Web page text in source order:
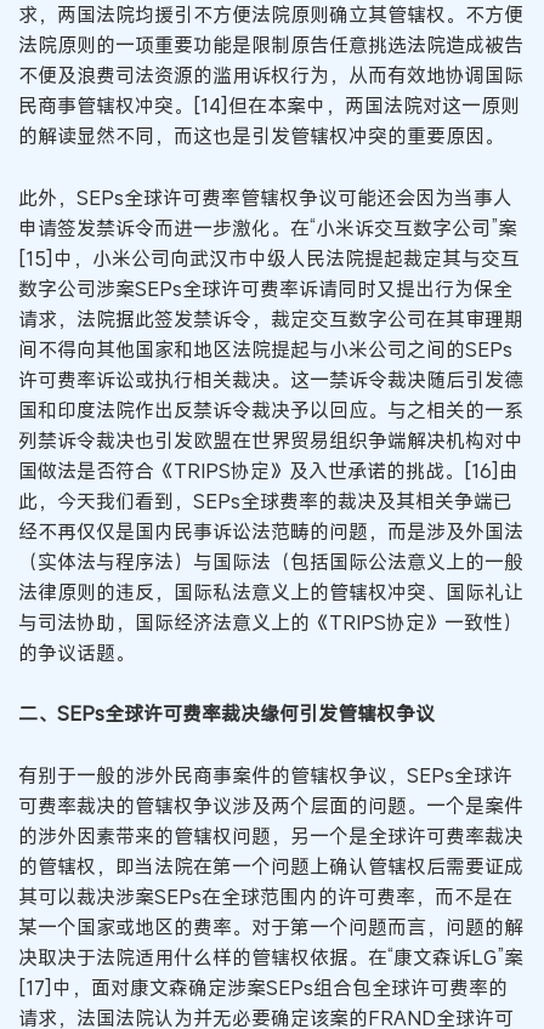
求，两国法院均援引不方便法院原则确立其管辖权。不方便
法院原则的一项重要功能是限制原告任意挑选法院造成被告
不便及浪费司法资源的滥用诉权行为，从而有效地协调国际
民商事管辖权冲突。[14]但在本案中，两国法院对这一原则
的解读显然不同，而这也是引发管辖权冲突的重要原因。
此外，SEPs全球许可费率管辖权争议可能还会因为当事人
申请签发禁诉令而进一步激化。在“小米诉交互数字公司”案
[15]中，小米公司向武汉市中级人民法院提起裁定其与交互
数字公司涉案SEPs全球许可费率诉请同时又提出行为保全
请求，法院据此签发禁诉令，裁定交互数字公司在其审理期
间不得向其他国家和地区法院提起与小米公司之间的SEPs
许可费率诉讼或执行相关裁决。这一禁诉令裁决随后引发德
国和印度法院作出反禁诉令裁决予以回应。与之相关的一系
列禁诉令裁决也引发欧盟在世界贸易组织争端解决机构对中
国做法是否符合《TRIPS协定》及入世承诺的挑战。[16]由
此，今天我们看到，SEPs全球费率的裁决及其相关争端已
经不再仅仅是国内民事诉讼法范畴的问题，而是涉及外国法
（实体法与程序法）与国际法（包括国际公法意义上的一般
法律原则的违反，国际私法意义上的管辖权冲突、国际礼让
与司法协助，国际经济法意义上的《TRIPS协定》一致性）
的争议话题。
二、SEPs全球许可费率裁决缘何引发管辖权争议
有别于一般的涉外民商事案件的管辖权争议，SEPs全球许
可费率裁决的管辖权争议涉及两个层面的问题。一个是案件
的涉外因素带来的管辖权问题，另一个是全球许可费率裁决
的管辖权，即当法院在第一个问题上确认管辖权后需要证成
其可以裁决涉案SEPs在全球范围内的许可费率，而不是在
某一个国家或地区的费率。对于第一个问题而言，问题的解
决取决于法院适用什么样的管辖权依据。在“康文森诉LG”案
[17]中，面对康文森确定涉案SEPs组合包全球许可费率的
请求，法国法院认为并无必要确定该案的FRAND全球许可